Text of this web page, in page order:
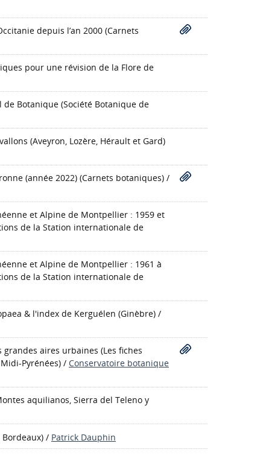
depuis l’an 2000 (Carnets
pour une révision de la Flore de
de Botanique (Société Botanique de
(Aveyron, Lozère, Hérault et Gard)
(année 2022) (Carnets botaniques) /
et Alpine de Montpellier : 1959 et
de la Station internationale de
et Alpine de Montpellier : 1961 à
de la Station internationale de
& l'index de Kerguélen (Ginèbre) /
grandes aires urbaines (Les fiches
Pyrénées) / Conservatoire botanique
aquilianos, Sierra del Teleno y
/ Patrick Dauphin